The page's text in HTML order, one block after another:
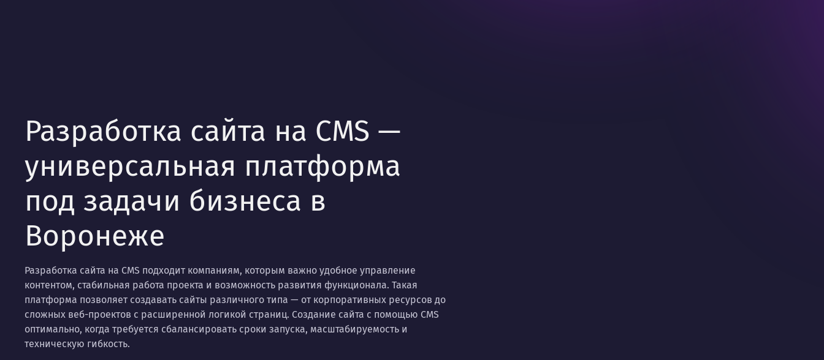
Разработка сайта на CMS —
универсальная платформа
под задачи бизнеса в
Воронеже
Разработка сайта на CMS подходит компаниям, которым важно удобное управление
контентом, стабильная работа проекта и возможность развития функционала. Такая
платформа позволяет создавать сайты различного типа — от корпоративных ресурсов до
сложных веб-проектов с расширенной логикой страниц. Создание сайта с помощью CMS
оптимально, когда требуется сбалансировать сроки запуска, масштабируемость и
техническую гибкость.